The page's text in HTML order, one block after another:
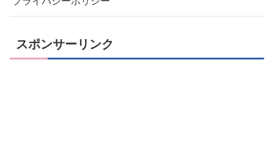
スポンサーリンク